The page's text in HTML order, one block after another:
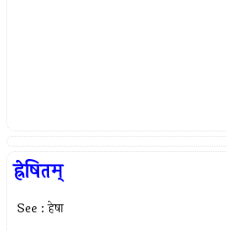
ह्रेषितम्
See : हेषा